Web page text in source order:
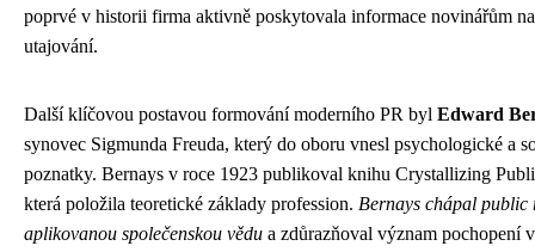
poprvé v historii firma aktivně poskytovala informace novinářům
utajování.
Další klíčovou postavou formování moderního PR byl Edward
synovec Sigmunda Freuda, který do oboru vnesl psychologické a
poznatky. Bernays v roce 1923 publikoval knihu Crystallizing
která položila teoretické základy profession. Bernays chápal public
aplikovanou společenskou vědu a zdůrazňoval význam pochopení